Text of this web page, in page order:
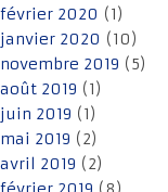
février 2020 (1)
janvier 2020 (10)
novembre 2019 (5)
août 2019 (1)
juin 2019 (1)
mai 2019 (2)
avril 2019 (2)